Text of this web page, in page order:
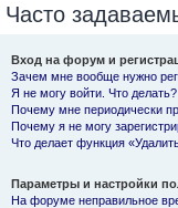
Часто
Вход на форум и
Зачем мне вообще нужно
Я не могу войти. Что делать?
Почему мне периодически
Почему я не могу
Что делает функция
Параметры и настройки
На форуме неправильное